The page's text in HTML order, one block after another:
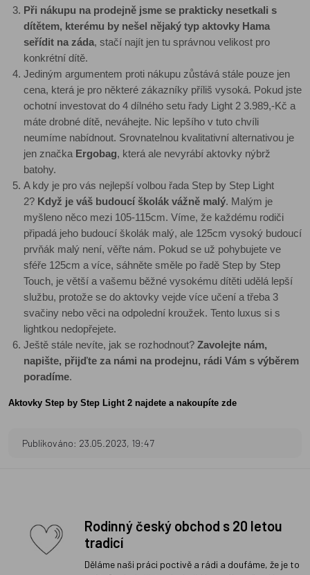
Při nákupu na prodejně jsme se prakticky nesetkali s
dítětem, kterému by nešel nějaký typ aktovky Hama
seřídit na záda, stačí najít jen tu správnou velikost pro
konkrétní dítě.
Jediným argumentem proti nákupu zůstává stále pouze jen
cena, která je pro některé zákazníky příliš vysoká. Pokud jste
ochotní investovat do 4 dílného setu řady Light 2 3.989,-Kč a
máte drobné dítě, neváhejte. Nic lepšího v tuto chvíli
neumíme nabídnout. Srovnatelnou kvalitativní alternativou je
jen značka Ergobag, která ale nevyrábí aktovky nýbrž
batohy.
A kdy je pro vás nejlepší volbou řada Step by Step Light
2? Když je váš budoucí školák vážně malý. Malým je
myšleno něco mezi 105-115cm. Víme, že každému rodiči
připadá jeho budoucí školák malý, ale 125cm vysoký budoucí
prvňák malý není, věřte nám. Pokud se už pohybujete ve
sféře 125cm a více, sáhněte směle po řadě Step by Step
Touch, je větší a vašemu běžné vysokému dítěti udělá lepší
službu, protože se do aktovky vejde více učení a třeba 3
svačiny nebo věci na odpolední kroužek. Tento luxus si s
lightkou nedopřejete.
Ještě stále nevíte, jak se rozhodnout? Zavolejte nám,
napište, přijďte za námi na prodejnu, rádi Vám s výběrem
poradíme.
Aktovky Step by Step Light 2 najdete a nakoupíte zde
Publikováno: 23.05.2023, 19:47
Rodinný český obchod s 20 letou
tradicí
Děláme naši práci poctivě a rádi a doufáme, že je to